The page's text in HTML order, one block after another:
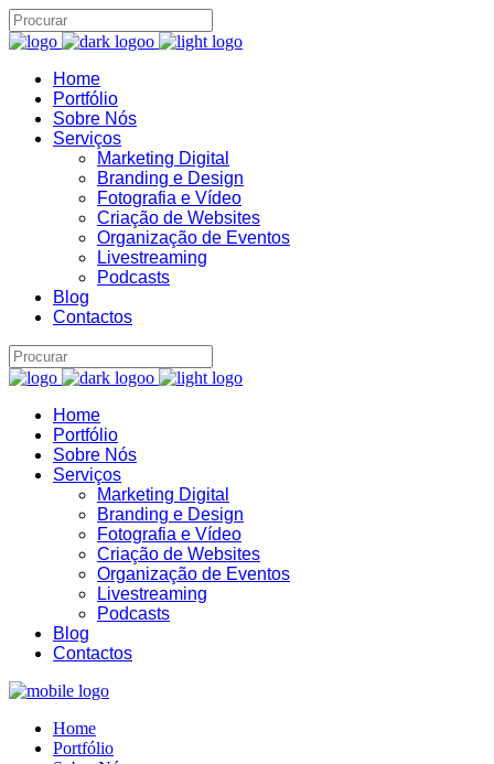
Home
Portfólio
Sobre Nós
Serviços
Marketing Digital
Branding e Design
Fotografia e Vídeo
Criação de Websites
Organização de Eventos
Livestreaming
Podcasts
Blog
Contactos
Home
Portfólio
Sobre Nós
Serviços
Marketing Digital
Branding e Design
Fotografia e Vídeo
Criação de Websites
Organização de Eventos
Livestreaming
Podcasts
Blog
Contactos
Home
Portfólio
B22
Brand22 Assistente
Online
11:54